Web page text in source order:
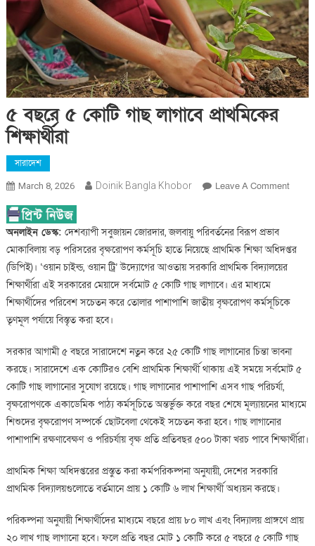
৫ বছরে ৫ কোটি গাছ লাগাবে প্রাথমিকের
শিক্ষার্থীরা
সারাদেশ
March 8, 2026 Doinik Bangla Khobor Leave A CommentOn
কোটি
অনলাইন ডেস্ক: দেশব্যাপী সবুজায়ন জোরদার, জলবায়ু পরিবর্তনের বিরূপ প্রভাব
মোকাবিলায় বড় পরিসরের বৃক্ষরোপণ কর্মসূচি হাতে নিয়েছে প্রাথমিক শিক্ষা অধিদপ্তর
(ডিপিই)। ‘ওয়ান চাইল্ড, ওয়ান ট্রি’ উদ্যোগের আওতায় সরকারি প্রাথমিক বিদ্যালয়ের
শিক্ষার্থীরা এই সরকারের মেয়াদে সর্বমোট ৫ কোটি গাছ লাগাবে। এর মাধ্যমে
শিক্ষার্থীদের পরিবেশ সচেতন করে তোলার পাশাপাশি জাতীয় বৃক্ষরোপণ কর্মসূচিকে
তৃণমূল পর্যায়ে বিস্তৃত করা হবে।
সরকার আগামী ৫ বছরে সারাদেশে নতুন করে ২৫ কোটি গাছ লাগানোর চিন্তা ভাবনা
করছে। সারাদেশে এক কোটিরও বেশি প্রাথমিক শিক্ষার্থী থাকায় এই সময়ে সর্বমোট ৫
কোটি গাছ লাগানোর সুযোগ রয়েছে। গাছ লাগানোর পাশাপাশি এসব গাছ পরিচর্যা,
বৃক্ষরোপণকে একাডেমিক পাঠ্য কর্মসূচিতে অন্তর্ভুক্ত করে বছর শেষে মূল্যায়নের মাধ্যমে
শিশুদের বৃক্ষরোপণ সম্পর্কে ছোটবেলা থেকেই সচেতন করা হবে। গাছ লাগানোর
পাশাপাশি রক্ষণাবেক্ষণ ও পরিচর্যায় বৃক্ষ প্রতি প্রতিবছর ৫০০ টাকা খরচ পাবে শিক্ষার্থীরা।
প্রাথমিক শিক্ষা অধিদপ্তরের প্রস্তুত করা কর্মপরিকল্পনা অনুযায়ী, দেশের সরকারি
প্রাথমিক বিদ্যালয়গুলোতে বর্তমানে প্রায় ১ কোটি ৬ লাখ শিক্ষার্থী অধ্যয়ন করছে।
পরিকল্পনা অনুযায়ী শিক্ষার্থীদের মাধ্যমে বছরে প্রায় ৮০ লাখ এবং বিদ্যালয় প্রাঙ্গণে প্রায়
২০ লাখ গাছ লাগানো হবে। ফলে প্রতি বছর মোট ১ কোটি করে ৫ বছরে ৫ কোটি গাছ